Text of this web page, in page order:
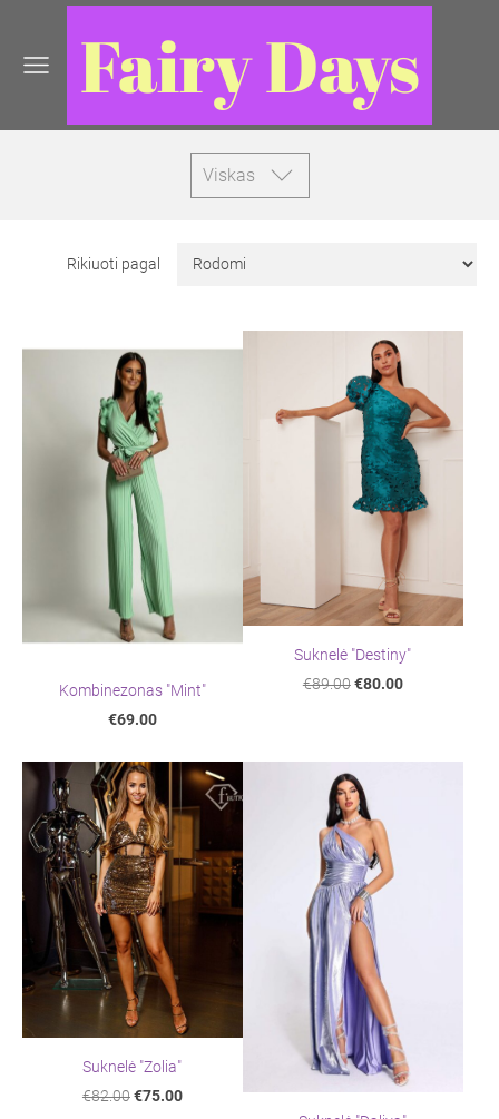
Fairy Days
Viskas
Rikiuoti pagal
Kombinezonas "Mint"
€69.00
Suknelė "Destiny"
€89.00€80.00
Suknelė "Zolia"
€82.00€75.00